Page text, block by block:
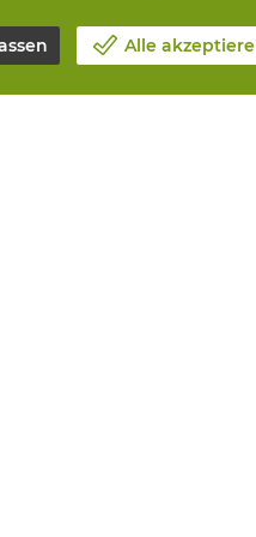
Alle akzeptiere